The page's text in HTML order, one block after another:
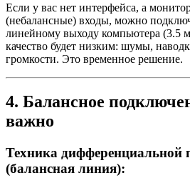
Если у вас нет интерфейса, а
(небалансные) входы, можно
линейному выходу компьютера
качество будет низким: шумы,
громкости. Это временное решение.
4. Балансное
важно
Техника дифференциальной
(балансная линия):